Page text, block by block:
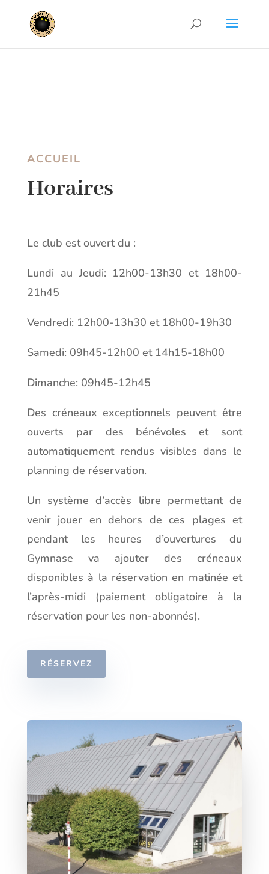
ACCUEIL
Horaires
Le club est ouvert du :
Lundi au Jeudi: 12h00-13h30 et 18h00-
21h45
Vendredi: 12h00-13h30 et 18h00-19h30
Samedi: 09h45-12h00 et 14h15-18h00
Dimanche: 09h45-12h45
Des créneaux exceptionnels peuvent être
ouverts par des bénévoles et sont
automatiquement rendus visibles dans le
planning de réservation.
Un système d’accès libre permettant de
venir jouer en dehors de ces plages et
pendant les heures d’ouvertures du
Gymnase va ajouter des créneaux
disponibles à la réservation en matinée et
l’après-midi (paiement obligatoire à la
réservation pour les non-abonnés).
RÉSERVEZ